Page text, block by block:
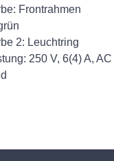
Frontrahmen
2: Leuchtring
250 V, 6(4) A, AC